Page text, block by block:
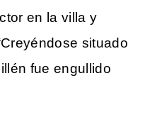
en la villa y
situado
fue engullido